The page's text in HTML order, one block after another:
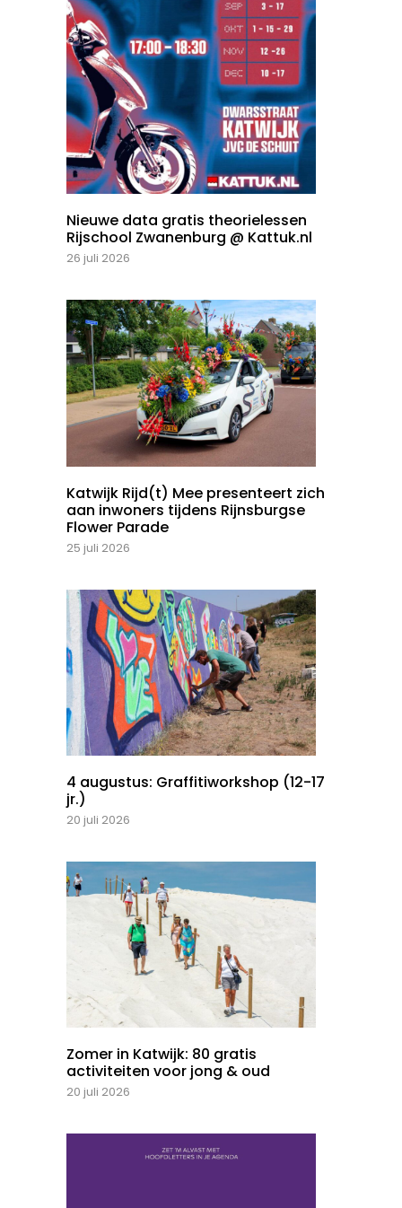
Nieuwe data gratis theorielessen
Rijschool Zwanenburg @ Kattuk.nl
26 juli 2026
Katwijk Rijd(t) Mee presenteert zich
aan inwoners tijdens Rijnsburgse
Flower Parade
25 juli 2026
4 augustus: Graffitiworkshop (12-17
jr.)
20 juli 2026
Zomer in Katwijk: 80 gratis
activiteiten voor jong & oud
20 juli 2026